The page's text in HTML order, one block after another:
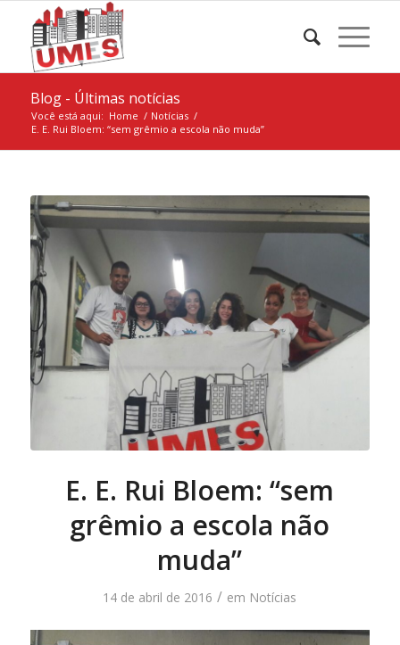
Blog - Últimas notícias
Você está aqui: Home / Notícias /
E. E. Rui Bloem: “sem grêmio a escola não muda”
E. E. Rui Bloem: “sem
grêmio a escola não
muda”
14 de abril de 2016 / em Notícias